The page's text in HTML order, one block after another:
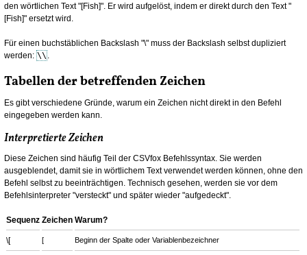
den wörtlichen Text "[Fish]". Er wird aufgelöst, indem er direkt durch den Text "
[Fish]" ersetzt wird.
Für einen buchstäblichen Backslash "\" muss der Backslash selbst dupliziert
werden: \\ .
Tabellen der betreffenden Zeichen
Es gibt verschiedene Gründe, warum ein Zeichen nicht direkt in den Befehl
eingegeben werden kann.
Interpretierte Zeichen
Diese Zeichen sind häufig Teil der CSVfox Befehlssyntax. Sie werden
ausgeblendet, damit sie in wörtlichem Text verwendet werden können, ohne den
Befehl selbst zu beeinträchtigen. Technisch gesehen, werden sie vor dem
Befehlsinterpreter "versteckt" und später wieder "aufgedeckt".
Sequenz Zeichen Warum?
\[ [ Beginn der Spalte oder Variablenbezeichner